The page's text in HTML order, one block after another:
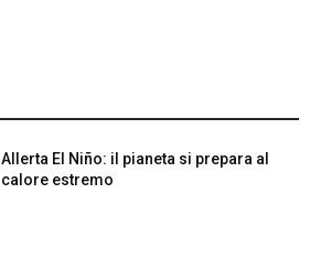
Allerta El Niño: il pianeta si prepara al
calore estremo